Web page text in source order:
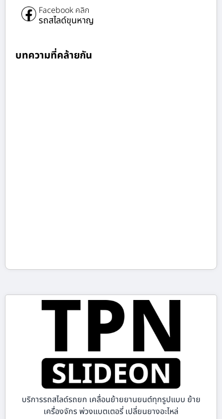
Facebook คลิก
รถสไลด์ขุนหาญ
บทความที่คล้ายกัน
บริการรถสไลด์รถยก เคลื่อนย้ายยานยนต์ทุกรูปแบบ ย้าย
เครื่องจักร พ่วงแบตเตอรี่ เปลี่ยนยางอะไหล่